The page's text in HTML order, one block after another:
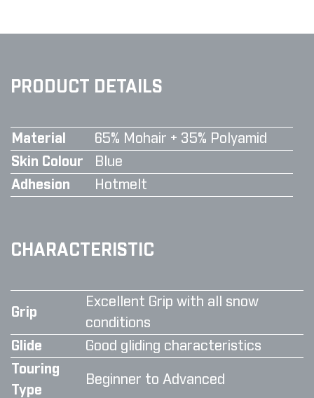
PRODUCT DETAILS
Material
65% Mohair + 35% Polyamid
Skin Colour
Blue
Adhesion
Hotmelt
CHARACTERISTIC
Grip
Excellent Grip with all snow
conditions
Glide
Good gliding characteristics
Touring
Type
Beginner to Advanced